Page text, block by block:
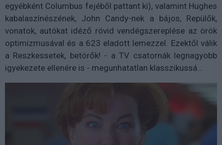
egyébként Columbus fejéből pattant ki), valamint Hughes
kabalaszínészének, John Candy-nek a bájos, Repülők,
vonatok, autókat idéző rövid vendégszereplése az örök
optimizmusával és a 623 eladott lemezzel. Ezektől válik
a Reszkessetek, betörők! - a TV csatornák legnagyobb
igyekezete ellenére is - megunhatatlan klasszikussá…